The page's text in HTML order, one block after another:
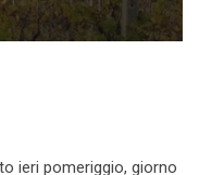
ieri pomeriggio, giorno